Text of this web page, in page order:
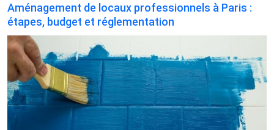
Aménagement de locaux professionnels à Paris :
étapes, budget et réglementation